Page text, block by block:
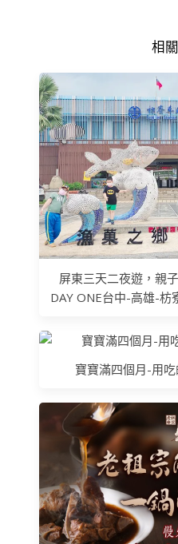
相
屏東三天二夜遊，親
DAY ONE台中-高雄-枋
寶寶滿四個月-用